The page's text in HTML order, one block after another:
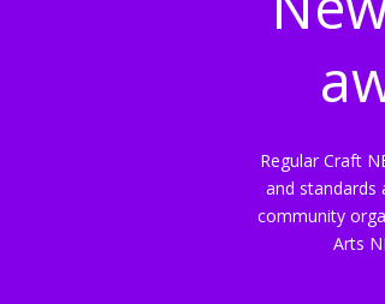
Regular Craft
and standards
community
Arts